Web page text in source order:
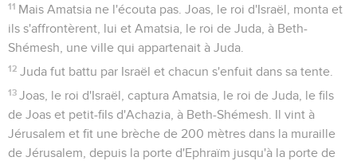
11 Mais Amatsia ne l'écouta pas. Joas, le roi d'Israël, monta et
ils s'affrontèrent, lui et Amatsia, le roi de Juda, à Beth-
Shémesh, une ville qui appartenait à Juda.
12 Juda fut battu par Israël et chacun s'enfuit dans sa tente.
13 Joas, le roi d'Israël, captura Amatsia, le roi de Juda, le fils
de Joas et petit-fils d'Achazia, à Beth-Shémesh. Il vint à
Jérusalem et fit une brèche de 200 mètres dans la muraille
de Jérusalem, depuis la porte d'Ephraïm jusqu'à la porte de